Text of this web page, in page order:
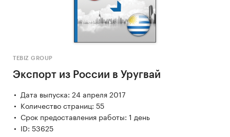
TEBIZ GROUP
Экспорт из России в Уругвай
Дата выпуска: 24 апреля 2017
Количество страниц: 55
Срок предоставления работы: 1 день
ID: 53625